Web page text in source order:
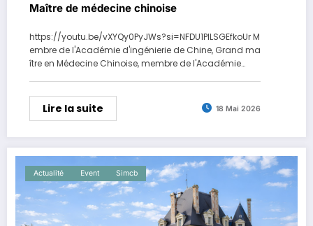
Maître de médecine chinoise
https://youtu.be/vXYQy0PyJWs?si=NFDU1PlLSGEfkoUr M
embre de l'Académie d'ingénierie de Chine, Grand ma
ître en Médecine Chinoise, membre de l'Académie…
Lire la suite 18 Mai 2026
Actualité Event Simcb